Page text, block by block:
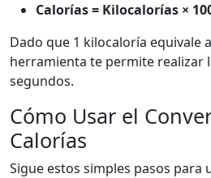
Calorías = Kilocalorías ×
Dado que 1 kilocaloría equivale
herramienta te permite realizar
segundos.
Cómo Usar el
Calorías
Sigue estos simples pasos para